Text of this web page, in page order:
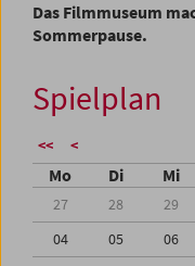
Das Filmmuseum
Sommerpause.
Spielplan
<< <
Mo Di Mi
27 28 29
04
05 06